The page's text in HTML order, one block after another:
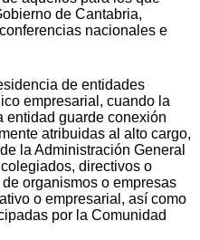
de Cantabria,
nacionales e
de entidades
empresarial, cuando la
entidad guarde conexión
atribuidas al alto cargo,
la Administración General
directivos o
organismos o empresas
o empresarial, así como
por la Comunidad